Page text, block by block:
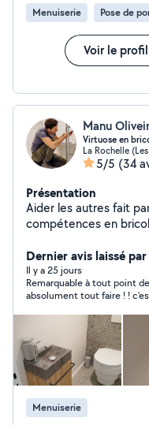
Menuiserie Pose de
Voir le profil
Manu
Virtuose en
La Rochelle
5/5 (34
Présentation
Aider les autres fait
compétences en
bonheur de mes
de qualité. Alors
Dernier avis laissé
Il y a 25 jours
Remarquable à tout point
absolument tout faire ! !
appel à lui sans hésiter
Menuiserie